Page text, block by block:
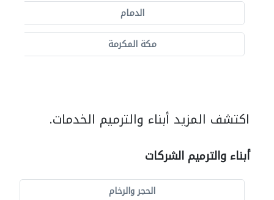
الدمام
مكة المكرمة
اكتشف المزيد أبناء والترميم الخدمات.
أبناء والترميم الشركات
الحجر والرخام